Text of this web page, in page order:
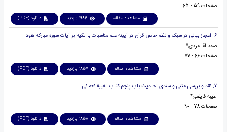
صفحات 59 - 65
مشاهده مقاله 1986 بازدید دانلود (PDF)
6. اعجاز بیانی در سبک و نظم خاص قرآن در آیینه علم مناسبات با تکیه بر آیات سوره مبارکه هود
صمد آقا مردی*
صفحات 66 - 77
مشاهده مقاله 1857 بازدید دانلود (PDF)
7. نقد و بررسی متنی و سندی احادیث باب پنجم کتاب الغیبة نعمانی
طیبه فایضی*
صفحات 78 - 90
مشاهده مقاله 1858 بازدید دانلود (PDF)